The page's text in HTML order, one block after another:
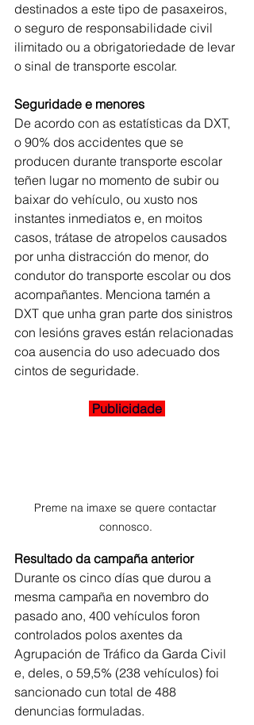
destinados a este tipo de pasaxeiros,
o seguro de responsabilidade civil
ilimitado ou a obrigatoriedade de levar
o sinal de transporte escolar.
Seguridade e menores
De acordo con as estatísticas da DXT,
o 90% dos accidentes que se
producen durante transporte escolar
teñen lugar no momento de subir ou
baixar do vehículo, ou xusto nos
instantes inmediatos e, en moitos
casos, trátase de atropelos causados
por unha distracción do menor, do
condutor do transporte escolar ou dos
acompañantes. Menciona tamén a
DXT que unha gran parte dos sinistros
con lesións graves están relacionadas
coa ausencia do uso adecuado dos
cintos de seguridade.
Publicidade
Preme na imaxe se quere contactar
connosco.
Resultado da campaña anterior
Durante os cinco días que durou a
mesma campaña en novembro do
pasado ano, 400 vehículos foron
controlados polos axentes da
Agrupación de Tráfico da Garda Civil
e, deles, o 59,5% (238 vehículos) foi
sancionado cun total de 488
denuncias formuladas.